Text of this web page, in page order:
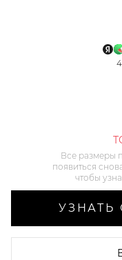
4
Все размеры
появиться
чтобы
УЗНАТЬ